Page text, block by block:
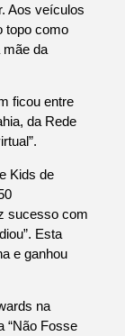
Aos veículos
topo como
mãe da
ficou entre
da Rede
Kids de
sucesso com
Esta
e ganhou
na
“Não Fosse